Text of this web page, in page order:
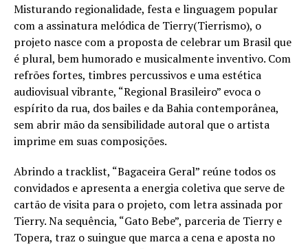
Misturando regionalidade, festa e linguagem popular
com a assinatura melódica de Tierry(Tierrismo), o
projeto nasce com a proposta de celebrar um Brasil que
é plural, bem humorado e musicalmente inventivo. Com
refrões fortes, timbres percussivos e uma estética
audiovisual vibrante, “Regional Brasileiro” evoca o
espírito da rua, dos bailes e da Bahia contemporânea,
sem abrir mão da sensibilidade autoral que o artista
imprime em suas composições.
Abrindo a tracklist, “Bagaceira Geral” reúne todos os
convidados e apresenta a energia coletiva que serve de
cartão de visita para o projeto, com letra assinada por
Tierry. Na sequência, “Gato Bebe”, parceria de Tierry e
Topera, traz o suingue que marca a cena e aposta no